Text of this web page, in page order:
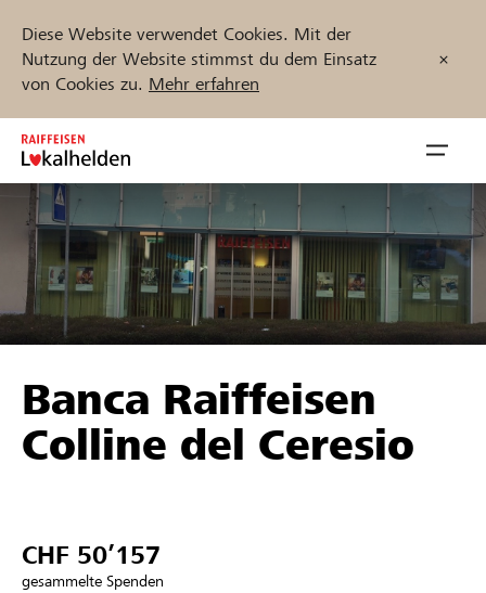
Diese Website verwendet Cookies. Mit der
Nutzung der Website stimmst du dem Einsatz
von Cookies zu. Mehr erfahren
Zum
Inhalt
springen
öffnen
Unterstützen
Hilfe & Support
Projekte und Organisationen finden
Jetzt starten
Banca Raiffeisen
Colline del Ceresio
CHF 50’157
gesammelte Spenden